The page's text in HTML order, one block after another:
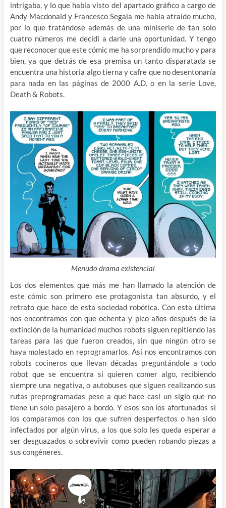
intrigaba, y lo que había visto del apartado gráfico a cargo de
Andy Macdonald y Francesco Segala me había atraído mucho,
por lo que tratándose además de una miniserie de tan solo
cuatro números me decidí a darle una oportunidad. Y tengo
que reconocer que este cómic me ha sorprendido mucho y para
bien, ya que detrás de esa premisa un tanto disparatada se
encuentra una historia algo tierna y cafre que no desentonaría
para nada en las páginas de 2000 A.D. o en la serie Love,
Death & Robots.
Menudo drama existencial
Los dos elementos que más me han llamado la atención de
este cómic son primero ese protagonista tan absurdo, y el
retrato que hace de esta sociedad robótica. Con esta última
nos encontramos con que ochenta y pico años después de la
extinción de la humanidad muchos robots siguen repitiendo las
tareas para las que fueron creados, sin que ningún otro se
haya molestado en reprogramarlos. Así nos encontramos con
robots cocineros que llevan décadas preguntándole a todo
robot que se encuentra si quieren comer algo, recibiendo
siempre una negativa, o autobuses que siguen realizando sus
rutas preprogramadas pese a que hace casi un siglo que no
tiene un solo pasajero a bordo. Y esos son los afortunados si
los comparamos con los que sufren desperfectos o han sido
infectados por algún virus, a los que solo les queda esperar a
ser desguazados o sobrevivir como pueden robando piezas a
sus congéneres.